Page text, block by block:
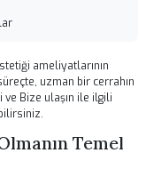
için mutlaka uzman hekime
Nitelikleri